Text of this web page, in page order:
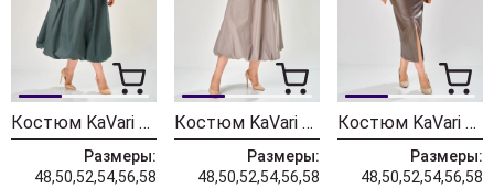
Костюм KaVari 8073-1 сливочное масло + хаки
Размеры:
48,50,52,54,56,58
Костюм KaVari 8073 олива + серо-фиолетовый
Размеры:
48,50,52,54,56,58
Костюм KaVari 8072-2 коричневый
Размеры:
48,50,52,54,56,58